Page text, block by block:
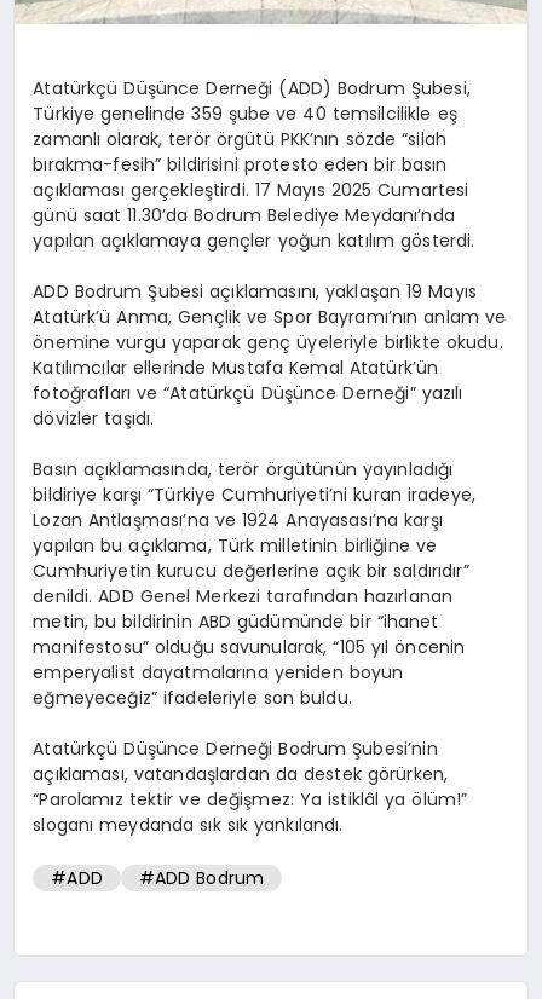
Atatürkçü Düşünce Derneği (ADD) Bodrum Şubesi,
Türkiye genelinde 359 şube ve 40 temsilcilikle eş
zamanlı olarak, terör örgütü PKK’nın sözde “silah
bırakma-fesih” bildirisini protesto eden bir basın
açıklaması gerçekleştirdi. 17 Mayıs 2025 Cumartesi
günü saat 11.30’da Bodrum Belediye Meydanı’nda
yapılan açıklamaya gençler yoğun katılım gösterdi.
ADD Bodrum Şubesi açıklamasını, yaklaşan 19 Mayıs
Atatürk’ü Anma, Gençlik ve Spor Bayramı’nın anlam ve
önemine vurgu yaparak genç üyeleriyle birlikte okudu.
Katılımcılar ellerinde Mustafa Kemal Atatürk’ün
fotoğrafları ve “Atatürkçü Düşünce Derneği” yazılı
dövizler taşıdı.
Basın açıklamasında, terör örgütünün yayınladığı
bildiriye karşı “Türkiye Cumhuriyeti’ni kuran iradeye,
Lozan Antlaşması’na ve 1924 Anayasası’na karşı
yapılan bu açıklama, Türk milletinin birliğine ve
Cumhuriyetin kurucu değerlerine açık bir saldırıdır”
denildi. ADD Genel Merkezi tarafından hazırlanan
metin, bu bildirinin ABD güdümünde bir “ihanet
manifestosu” olduğu savunularak, “105 yıl öncenin
emperyalist dayatmalarına yeniden boyun
eğmeyeceğiz” ifadeleriyle son buldu.
Atatürkçü Düşünce Derneği Bodrum Şubesi’nin
açıklaması, vatandaşlardan da destek görürken,
“Parolamız tektir ve değişmez: Ya istiklâl ya ölüm!”
sloganı meydanda sık sık yankılandı.
#ADD #ADD Bodrum